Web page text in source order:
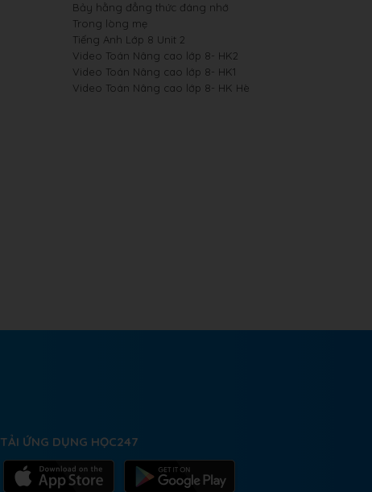
Bảy hằng đẳng thức đáng nhớ
Trong lòng mẹ
Tiếng Anh Lớp 8 Unit 2
Video Toán Nâng cao lớp 8- HK2
Video Toán Nâng cao lớp 8- HK1
Video Toán Nâng cao lớp 8- HK Hè
TẢI ỨNG DỤNG HỌC247